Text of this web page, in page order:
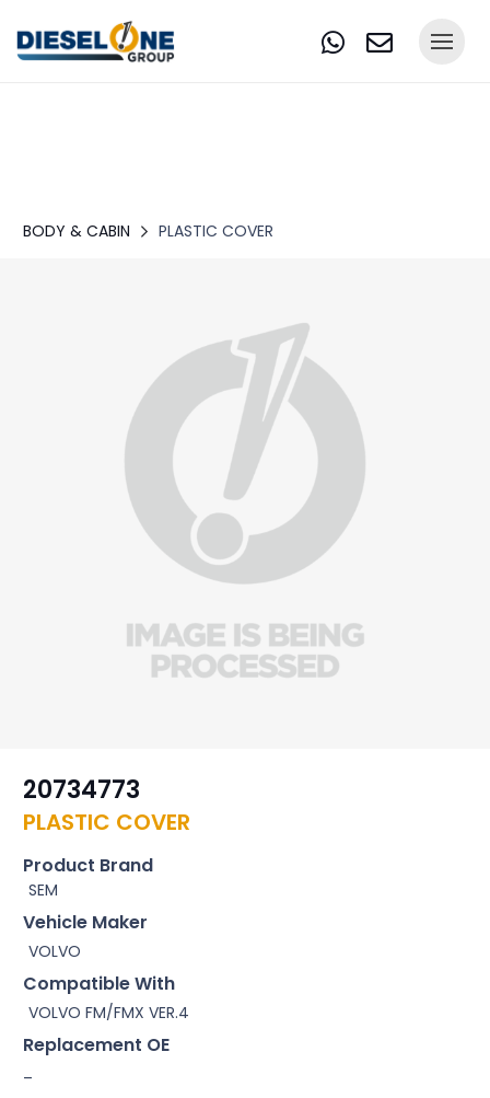
BODY & CABIN PLASTIC COVER
20734773
PLASTIC COVER
Product Brand
SEM
Vehicle Maker
VOLVO
Compatible With
VOLVO FM/FMX VER.4
Replacement OE
–